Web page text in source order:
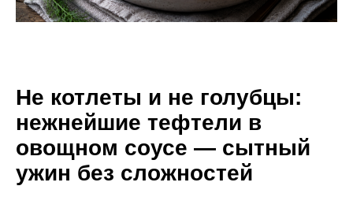
Не котлеты и не голубцы:
нежнейшие тефтели в
овощном соусе — сытный
ужин без сложностей